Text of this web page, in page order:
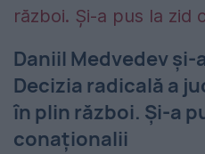
Daniil Medvedev
Decizia radicală a
în plin război. Și-a
conaționalii